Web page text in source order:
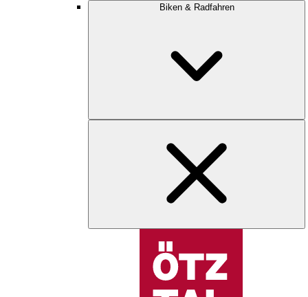
Biken & Radfahren